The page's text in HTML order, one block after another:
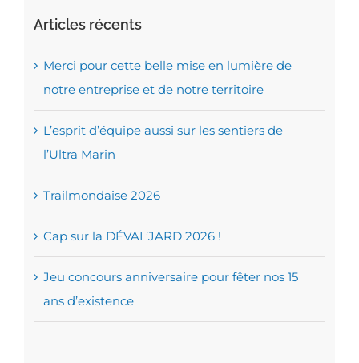
Articles récents
Merci pour cette belle mise en lumière de
notre entreprise et de notre territoire
L’esprit d’équipe aussi sur les sentiers de
l’Ultra Marin
Trailmondaise 2026
Cap sur la DÉVAL’JARD 2026 !
Jeu concours anniversaire pour fêter nos 15
ans d’existence